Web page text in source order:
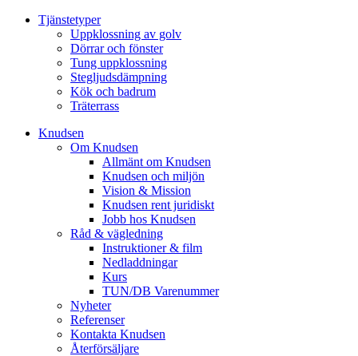
Tjänstetyper
Uppklossning av golv
Dörrar och fönster
Tung uppklossning
Stegljudsdämpning
Kök och badrum
Träterrass
Knudsen
Om Knudsen
Allmänt om Knudsen
Knudsen och miljön
Vision & Mission
Knudsen rent juridiskt
Jobb hos Knudsen
Råd & vägledning
Instruktioner & film
Nedladdningar
Kurs
TUN/DB Varenummer
Nyheter
Referenser
Kontakta Knudsen
Återförsäljare